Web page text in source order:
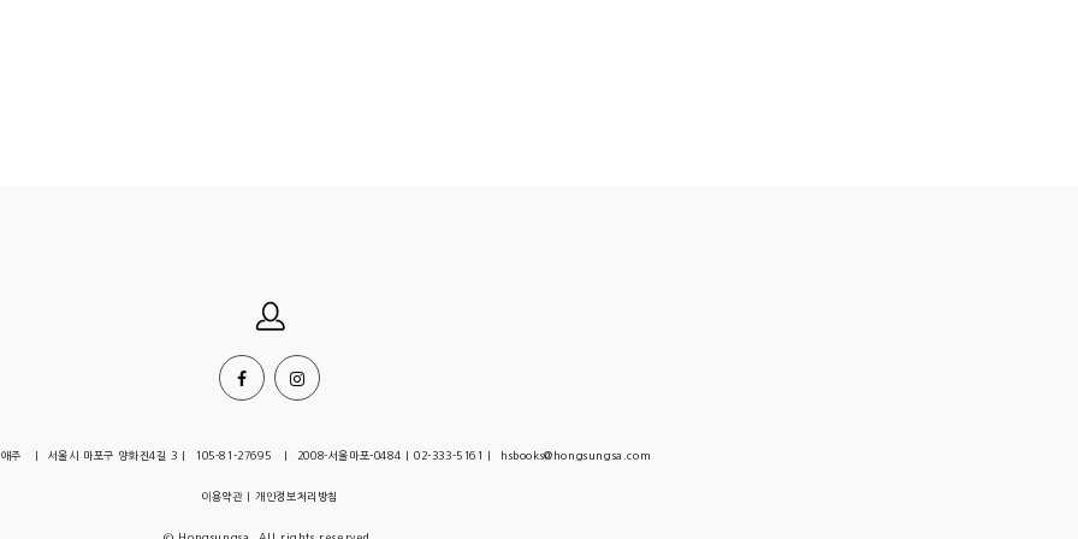
주 | 서울시 마포구 양화진4길 3 | 105-81-27695 | 2008-서울마포-0484 | 02-333-5161 | hsbooks@hongsungsa.com
이용약관|개인정보처리방침